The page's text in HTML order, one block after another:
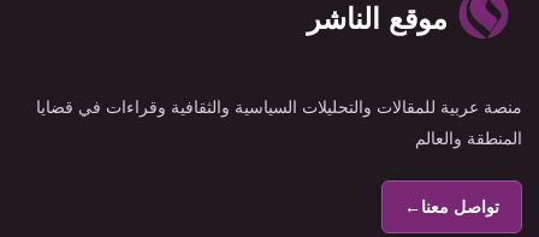
موقع الناشر
منصة عربية للمقالات والتحليلات السياسية والثقافية وقراءات في قضايا
المنطقة والعالم
تواصل معنا←